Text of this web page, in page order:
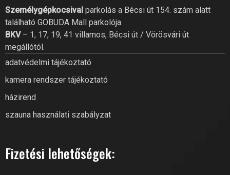
Személygépkocsival parkolás a Bécsi út 154. szám alatt
található GOBUDA Mall parkolója.
BKV– 1, 17, 19, 41 villamos, Bécsi út / Vörösvári út
megállótól.
adatvédelmi tájékoztató
kamera rendszer tájékoztató
házirend
szauna használati szabályzat
Fizetési lehetőségek:
Szia! Miben segíthetek? Kérdezz
bátran a GoBuda Fitness Club-